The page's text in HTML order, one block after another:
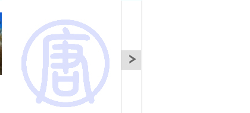
【文化采風】加拿大—
魁北克省